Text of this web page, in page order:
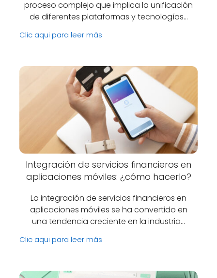
proceso complejo que implica la unificación
de diferentes plataformas y tecnologías…
Clic aqui para leer más
Integración de servicios financieros en
aplicaciones móviles: ¿cómo hacerlo?
La integración de servicios financieros en
aplicaciones móviles se ha convertido en
una tendencia creciente en la industria…
Clic aqui para leer más